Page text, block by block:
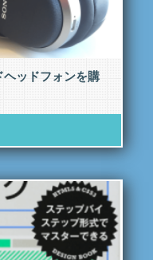
ッドフォンを購